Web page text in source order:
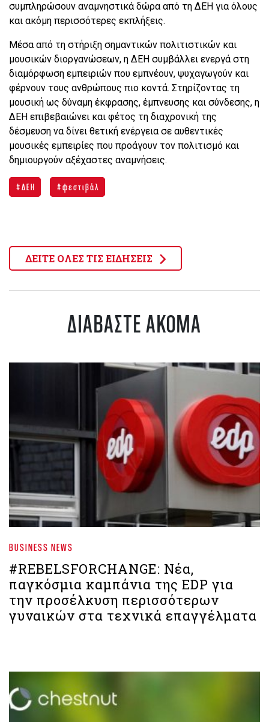
συμπληρώσουν αναμνηστικά δώρα από τη ΔΕΗ για όλους
και ακόμη περισσότερες εκπλήξεις.
Μέσα από τη στήριξη σημαντικών πολιτιστικών και
μουσικών διοργανώσεων, η ΔΕΗ συμβάλλει ενεργά στη
διαμόρφωση εμπειριών που εμπνέουν, ψυχαγωγούν και
φέρνουν τους ανθρώπους πιο κοντά. Στηρίζοντας τη
μουσική ως δύναμη έκφρασης, έμπνευσης και σύνδεσης, η
ΔΕΗ επιβεβαιώνει και φέτος τη διαχρονική της
δέσμευση να δίνει θετική ενέργεια σε αυθεντικές
μουσικές εμπειρίες που προάγουν τον πολιτισμό και
δημιουργούν αξέχαστες αναμνήσεις.
ΔΕΗ φεστιβάλ
ΔΕΙΤΕ ΟΛΕΣ ΤΙΣ ΕΙΔΗΣΕΙΣ
ΔΙΑΒΑΣΤΕ ΑΚΟΜΑ
BUSINESS NEWS
#REBELSFORCHANGE: Νέα,
παγκόσμια καμπάνια της EDP για
την προσέλκυση περισσότερων
γυναικών στα τεχνικά επαγγέλματα